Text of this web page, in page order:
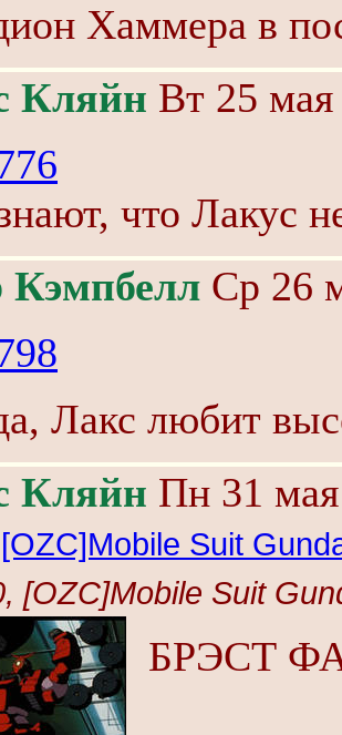
Хаммера в
Кляйн Вт 25
что Лакус
Ср 26
Лакс любит
Кляйн Пн 31
[OZC]Mobile Suit
[OZC]Mobile Suit
БРЭСТ